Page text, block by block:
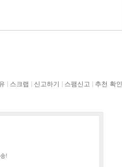
스크랩 신고하기 스팸신고 추천 확인
!